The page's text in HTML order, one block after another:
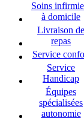
Soins
à domicile
Livraison de
repas
Service
Service
Handicap
Équipes
spécialisées
autonomie